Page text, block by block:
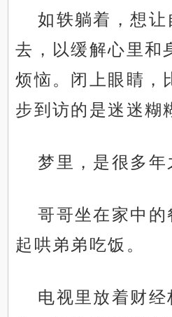
如轶躺着，想让
去，以缓解心里和
烦恼。闭上眼睛，
步到访的是迷迷糊
梦里，是很多年
哥哥坐在家中
起哄弟弟吃饭。
电视里放着财